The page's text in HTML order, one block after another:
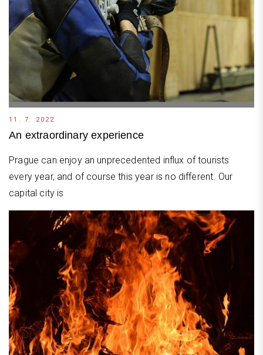
11. 7. 2022
An extraordinary experience
Prague can enjoy an unprecedented influx of tourists
every year, and of course this year is no different. Our
capital city is